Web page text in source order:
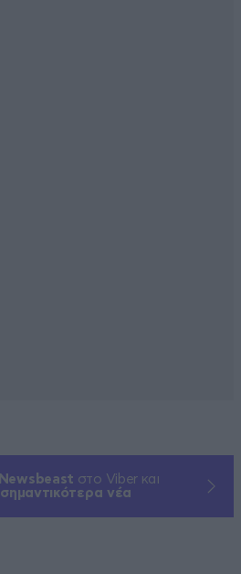
Newsbeast στο Viber και
σημαντικότερα νέα